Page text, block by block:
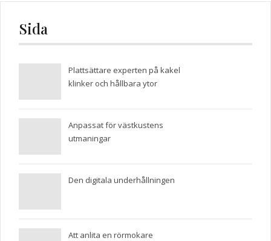
Sida
Plattsättare experten på kakel
klinker och hållbara ytor
Anpassat för västkustens
utmaningar
Den digitala underhållningen
Att anlita en rörmokare